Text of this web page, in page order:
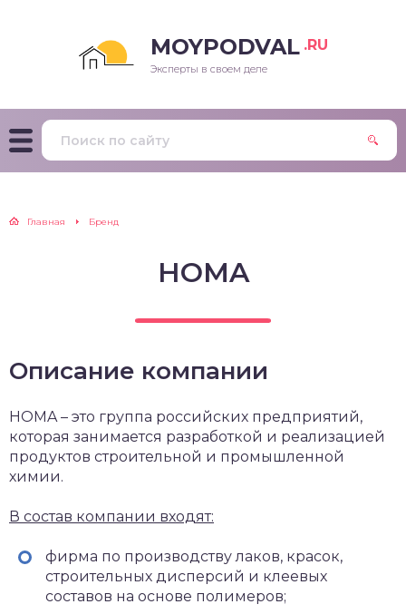
MOYPODVAL .RU
Эксперты в своем деле
Главная Бренд
HOMA
Описание компании
HOMA – это группа российских предприятий,
которая занимается разработкой и реализацией
продуктов строительной и промышленной
химии.
В состав компании входят:
фирма по производству лаков, красок,
строительных дисперсий и клеевых
составов на основе полимеров;